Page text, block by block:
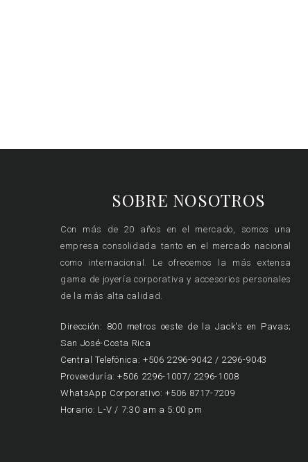
SOBRE NOSOTROS
Con más de 20 años en el mercado, somos una
empresa consolidada tanto en el mercado nacional
como internacional. Le ofrecemos la más extensa
gama de joyería corporativa y accesorios personales
de la más alta calidad.
Dirección: 800 metros oeste de la Jack's en Pavas;
San José-Costa Rica
Central Telefónica: +506 2296-9042 / 2296-9043
Proveeduría: +506 2296-1007/ 2296-1008
WhatsApp Corporativo: +506 8717-7209
Horario: L-V / 7:30 am a 5:00 pm